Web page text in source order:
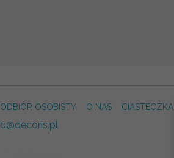
OSOBISTY O NAS CIASTECZKA